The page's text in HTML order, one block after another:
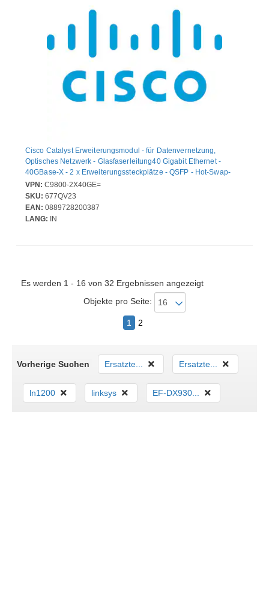
Cisco Catalyst Erweiterungsmodul - für Datenvernetzung,
Optisches Netzwerk - Glasfaserleitung40 Gigabit Ethernet -
40GBase-X - 2 x Erweiterungssteckplätze - QSFP - Hot-Swap-
fähig
VPN: C9800-2X40GE=
SKU: 677QV23
EAN: 0889728200387
LANG: IN
Es werden 1 - 16 von 32 Ergebnissen angezeigt
Objekte pro Seite:
1 2
Vorherige Suchen Ersatzte... Ersatzte...
ln1200 linksys EF-DX930...